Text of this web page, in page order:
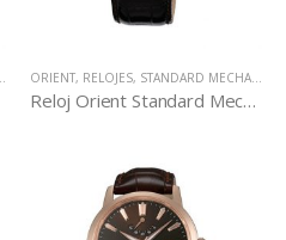
ORIENT, RELOJES, STANDARD MECHANICAL
Reloj Orient Standard Mechanical AC05007D